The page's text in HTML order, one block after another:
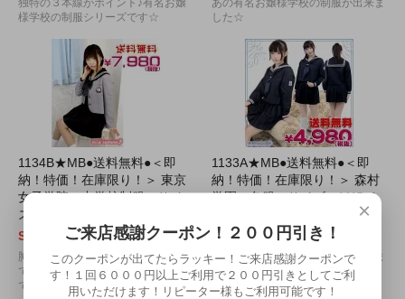
独特の３本線がポイント♪有名お嬢
様学校の制服シリーズです☆
あの有名お嬢様学校の制服が出来ま
した☆
1134B★MB●送料無料●＜即
納！特価！在庫限り！＞ 東京
女子学院 中学校制服 サイ
ズ：Ｍ/ＢＩＧ
SOLD OUT
胸元の校章からセーラーのつくりま
できっちりと本格的に作ってあるの
で違和感がありません☆
1133A★MB●送料無料●＜即
納！特価！在庫限り！＞ 森村
学園 冬服 サイズ：Ｍ/ＢＩ
SOLD OUT
あの有名お嬢様学校の制服が出来ま
した☆
×
ご来店感謝クーポン！２００円引き！
このクーポンが出てたらラッキー！ご来店感謝クーポンで
す！１回６０００円以上ご利用で２００円引きとしてご利
用いただけます！リピーター様もご利用可能です！